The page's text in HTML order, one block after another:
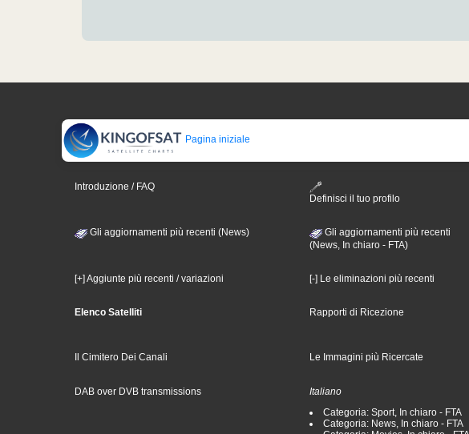
Pagina iniziale
Introduzione / FAQ
Definisci il tuo profilo
Gli aggiornamenti più recenti (News)
Gli aggiornamenti più recenti
(News, In chiaro - FTA)
[+] Aggiunte più recenti / variazioni [-] Le eliminazioni più recenti
Elenco Satelliti Rapporti di Ricezione
Il Cimitero Dei Canali Le Immagini più Ricercate
DAB over DVB transmissions
Italiano
Categoria: Sport, In chiaro - FTA
Categoria: News, In chiaro - FTA